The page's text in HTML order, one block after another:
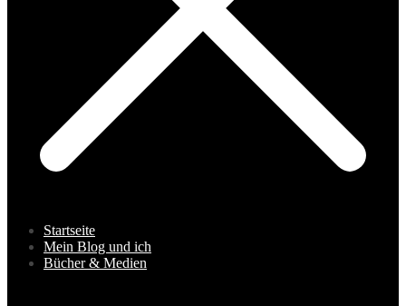
Startseite
Mein Blog und ich
Bücher & Medien